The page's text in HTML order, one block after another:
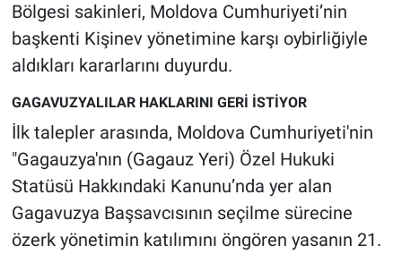
Bölgesi sakinleri, Moldova Cumhuriyeti’nin
başkenti Kişinev yönetimine karşı oybirliğiyle
aldıkları kararlarını duyurdu.
GAGAVUZYALILAR HAKLARINI GERİ İSTİYOR
İlk talepler arasında, Moldova Cumhuriyeti'nin
"Gagauzya'nın (Gagauz Yeri) Özel Hukuki
Statüsü Hakkındaki Kanunu’nda yer alan
Gagavuzya Başsavcısının seçilme sürecine
özerk yönetimin katılımını öngören yasanın 21.
Kültür Sanat
Nedir
Popüler
Programlar